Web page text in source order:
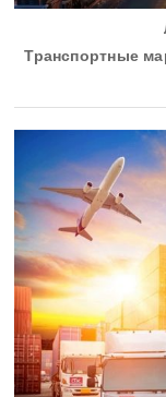
Транспортные